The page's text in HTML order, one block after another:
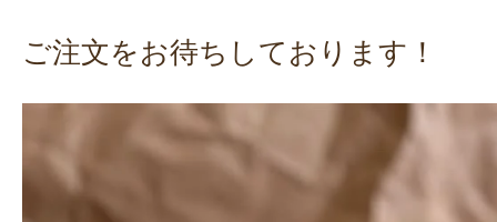
ご注文をお待ちしております！